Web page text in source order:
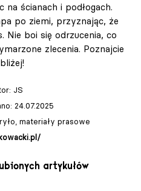
na ścianach i podłogach.
po ziemi, przyznając, że
Nie boi się odrzucenia, co
zlecenia. Poznajcie
JS
24.07.2025
materiały prasowe
artykułów